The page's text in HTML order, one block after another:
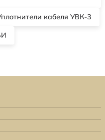
кабеля УВК-3